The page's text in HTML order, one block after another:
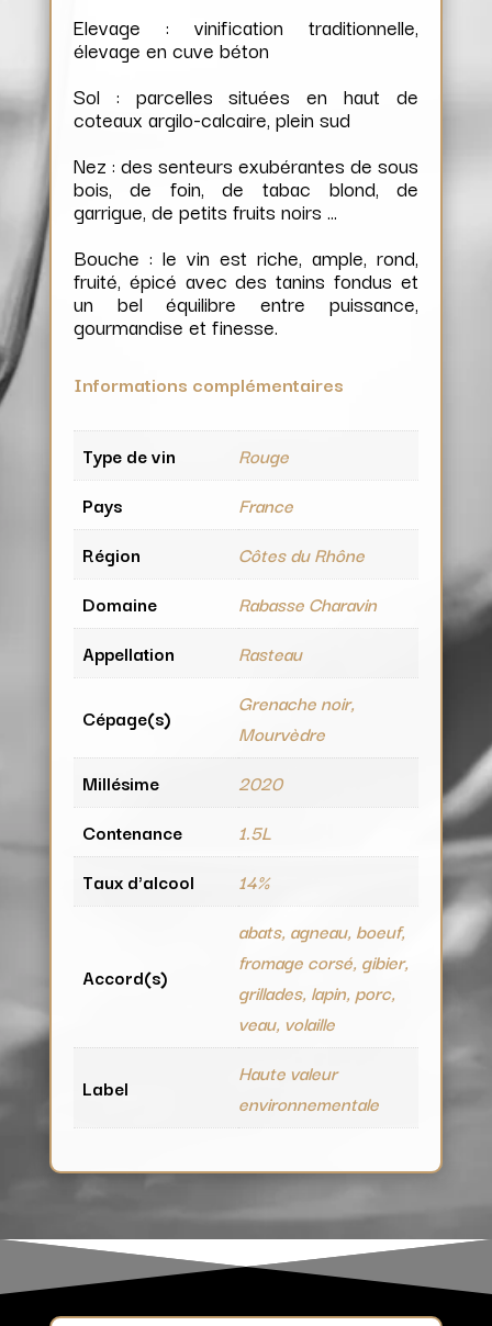
Elevage : vinification traditionnelle,
élevage en cuve béton
Sol : parcelles situées en haut de
coteaux argilo-calcaire, plein sud
Nez : des senteurs exubérantes de sous
bois, de foin, de tabac blond, de
garrigue, de petits fruits noirs …
Bouche : le vin est riche, ample, rond,
fruité, épicé avec des tanins fondus et
un bel équilibre entre puissance,
gourmandise et finesse.
Informations complémentaires
Type de vin
Rouge
Pays
France
Région
Côtes du Rhône
Domaine
Rabasse Charavin
Appellation
Rasteau
Cépage(s)
Grenache noir,
Mourvèdre
Millésime
2020
Contenance
1.5L
Taux d'alcool
14%
Accord(s)
abats, agneau, boeuf,
fromage corsé, gibier,
grillades, lapin, porc,
veau, volaille
Label
Haute valeur
environnementale